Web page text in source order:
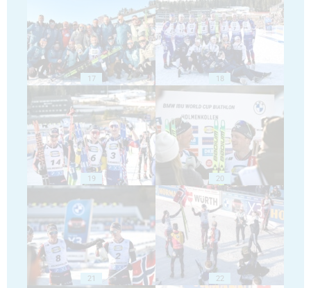
17 18
19 20
21 22